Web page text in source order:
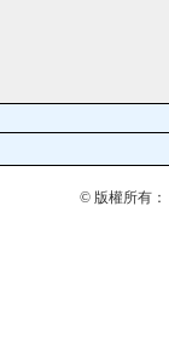
© 版權所有：